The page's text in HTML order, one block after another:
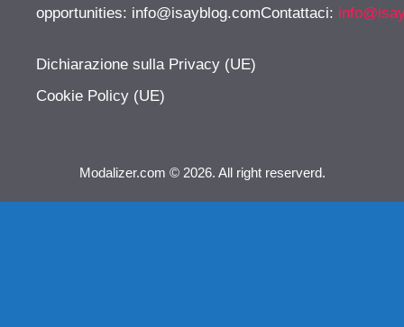
opportunities: info@isayblog.comContattaci:
Dichiarazione sulla Privacy (UE)
Cookie Policy (UE)
Modalizer.com © 2026. All right reserverd.